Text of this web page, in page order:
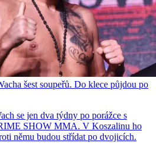
šest soupeřů. Do klece půjdou po
se jen dva týdny po porážce s
SHOW MMA. V Koszalinu ho
němu budou střídat po dvojicích.